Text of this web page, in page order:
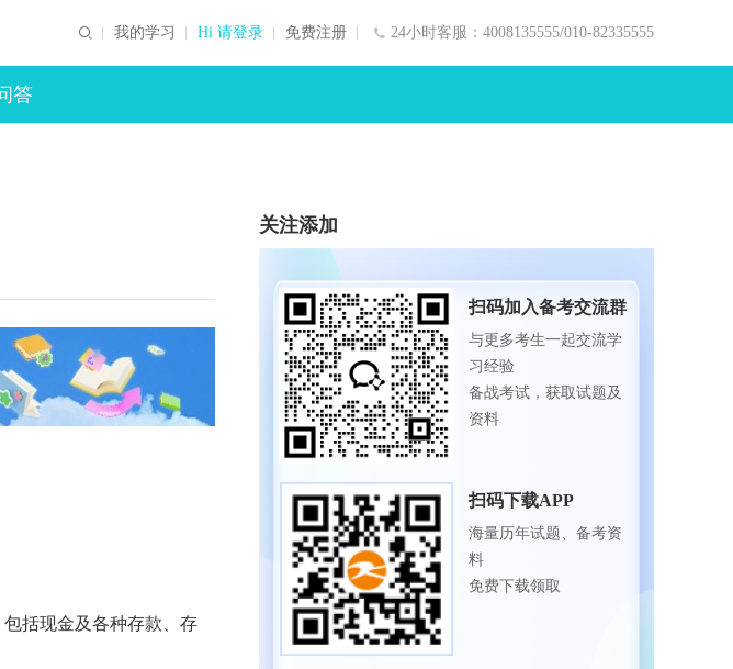
24小时客服：4008135555/010-82335555
我的学习 Hi 请登录 免费注册
答
括现金及各种存款、存
关注添加
扫码加入备考交流群
与更多考生一起交流学
习经验
备战考试，获取试题及
资料
扫码下载APP
海量历年试题、备考资
料
免费下载领取